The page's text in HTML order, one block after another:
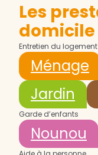
Les
domicile
Entretien du logement
Ménage
Jardin
Garde d’enfants
Nounou